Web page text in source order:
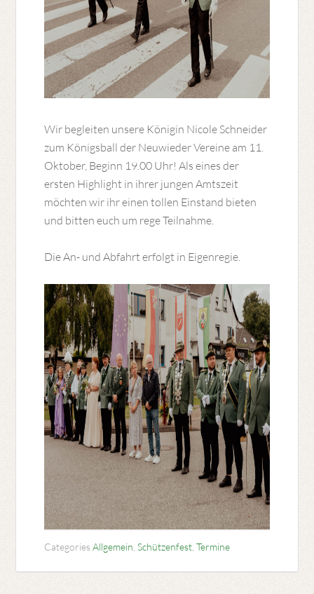
Wir begleiten unsere Königin Nicole Schneider
zum Königsball der Neuwieder Vereine am 11.
Oktober, Beginn 19.00 Uhr! Als eines der
ersten Highlight in ihrer jungen Amtszeit
möchten wir ihr einen tollen Einstand bieten
und bitten euch um rege Teilnahme.
Die An- und Abfahrt erfolgt in Eigenregie.
CategoriesAllgemein ,Schützenfest ,Termine